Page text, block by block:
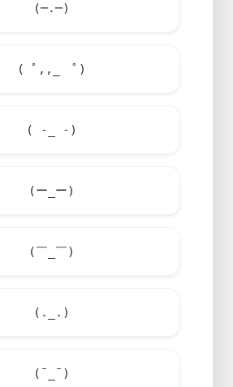
(─.─)
( ﾟ,,_ゝﾟ)
( -_ -)
(ー_ー)
(￣_￣)
(._.)
(¯_¯)